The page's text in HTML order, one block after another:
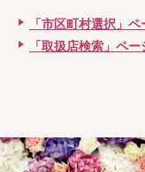
「市区町村選択」
「取扱店検索」ペ